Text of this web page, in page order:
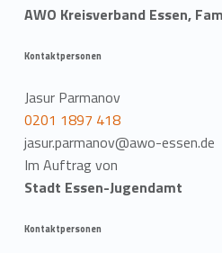
AWO Kreisverband Essen,
Kontaktpersonen
Jasur Parmanov
0201 1897 418
jasur.parmanov@awo-essen.de
Im Auftrag von
Stadt Essen-Jugendamt
Kontaktpersonen